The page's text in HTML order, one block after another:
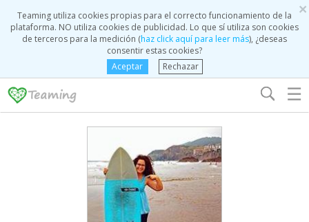
×
Teaming utiliza cookies propias para el correcto funcionamiento de la
plataforma. NO utiliza cookies de publicidad. Lo que sí utiliza son cookies
de terceros para la medición (haz click aquí para leer más), ¿deseas
consentir estas cookies?
Aceptar
Rechazar
☰